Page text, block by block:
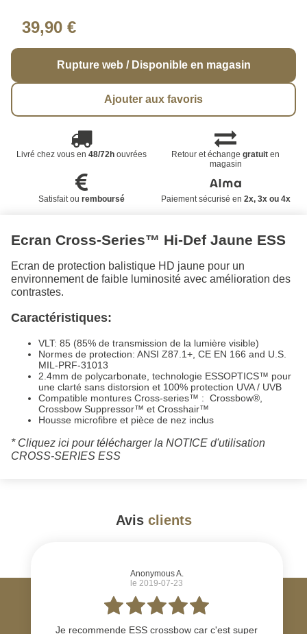
39,90 €
Rupture web / Disponible en magasin
Ajouter aux favoris
Livré chez vous en 48/72houvrées Retour et échangegratuit en
magasin
Satisfait ou remboursé Paiement sécurisé en 2x, 3x ou 4x
Ecran Cross-Series™ Hi-Def Jaune ESS
Ecran de protection balistique HD jaune pour un
environnement de faible luminosité avec amélioration des
contrastes.
Caractéristiques:
VLT: 85 (85% de transmission de la lumière visible)
Normes de protection: ANSI Z87.1+, CE EN 166 and U.S.
MIL-PRF-31013
2.4mm de polycarbonate technologie ESSOPTICS™ pour
une clarté sans distorsion et 100% protection UVA / UVB
Compatible montures Cross-series™ : Crossbow®,
Crossbow Suppressor™ et Crosshair™
Housse microfibre et pièce de nez inclus
* Cliquez ici pour télécharger la NOTICE d'utilisation
CROSS-SERIES ESS
Avis clients
Anonymous A.
le 2019-07-23
Je recommende ESS crossbow car c'est super